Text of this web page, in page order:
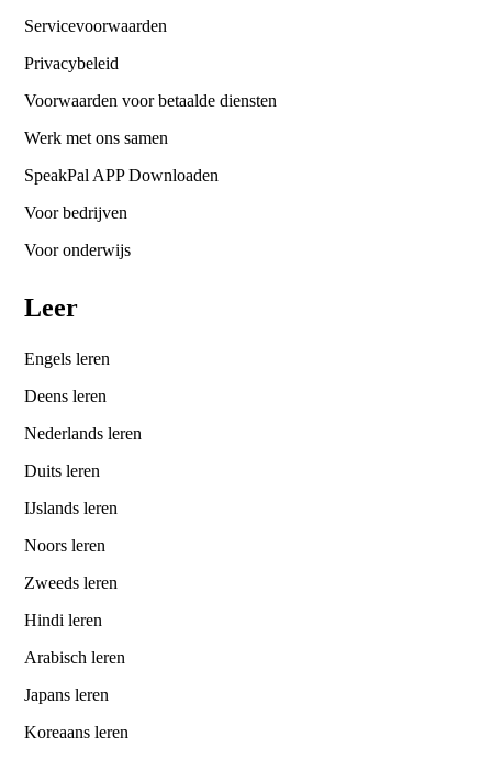
Servicevoorwaarden
Privacybeleid
Voorwaarden voor betaalde diensten
Werk met ons samen
SpeakPal APP Downloaden
Voor bedrijven
Voor onderwijs
Leer
Engels leren
Deens leren
Nederlands leren
Duits leren
IJslands leren
Noors leren
Zweeds leren
Hindi leren
Arabisch leren
Japans leren
Koreaans leren